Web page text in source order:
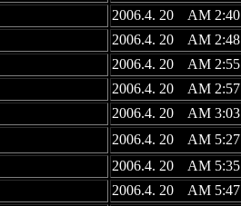
2006.4. 20 AM 2:40
2006.4. 20 AM 2:48
2006.4. 20 AM 2:55
2006.4. 20 AM 2:57
2006.4. 20 AM 3:03
2006.4. 20 AM 5:27
2006.4. 20 AM 5:35
2006.4. 20 AM 5:47